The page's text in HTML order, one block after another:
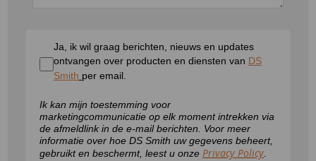
Ja, ik wil graag berichten, nieuws en updates
ontvangen over producten en diensten van DS
Smith per email.
Ik kan mijn toestemming voor
marketingcommunicatie op elk moment intrekken via
de afmeldlink in de e-mail berichten. Voor meer
informatie over hoe DS Smith uw gegevens beheert,
gebruikt en beschermt, leest u onze Privacy Policy